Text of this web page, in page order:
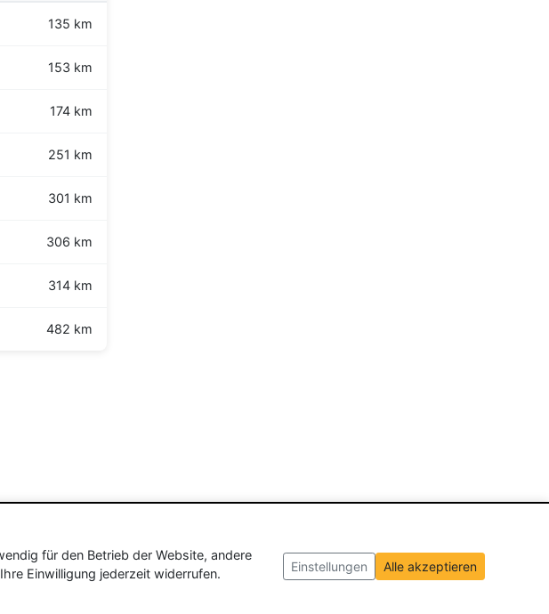
135 km
153 km
174 km
251 km
301 km
306 km
314 km
482 km
für den Betrieb der Website, andere
Einwilligung jederzeit widerrufen.
Einstellungen Alle akzeptieren